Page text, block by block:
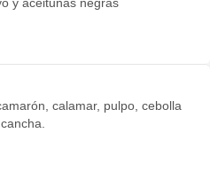
calamar, pulpo, cebolla